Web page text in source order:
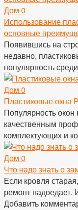
Дом 0
Использование
основные
Появившись на
недавно,
популярность
Дом 0
Пластиковые окна
Популярность
качественным
комплектующих и
Дом 0
Что надо знать о
Если кровля
ремонт надоедает.
Добавить